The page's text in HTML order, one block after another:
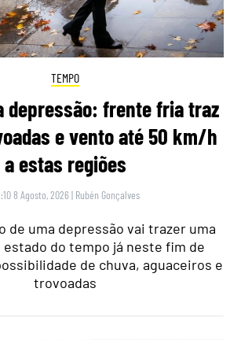
TEMPO
depressão: frente fria traz
e vento até 50 km/h
a estas regiões
8 Agosto, 2026 | Rubén Gonçalves
de uma depressão vai trazer uma
estado do tempo já neste fim de
de chuva, aguaceiros e
trovoadas